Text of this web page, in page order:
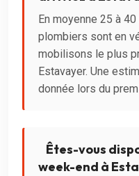
En moyenne 25 à
plombiers sont en
mobilisons le plus
Estavayer. Une
donnée lors du
Êtes-vous
week-end à